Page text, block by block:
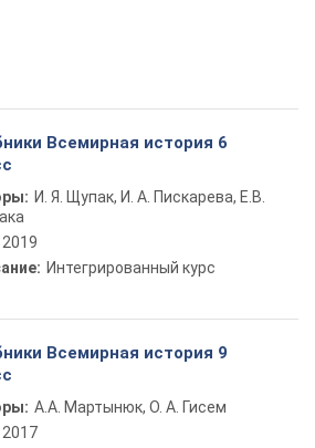
Всемирная история 6
И. Я. Щупак, И. А. Пискарева, Е.В.
2019
Интегрированный курс
Всемирная история 9
А.А. Мартынюк, О. А. Гисем
2017